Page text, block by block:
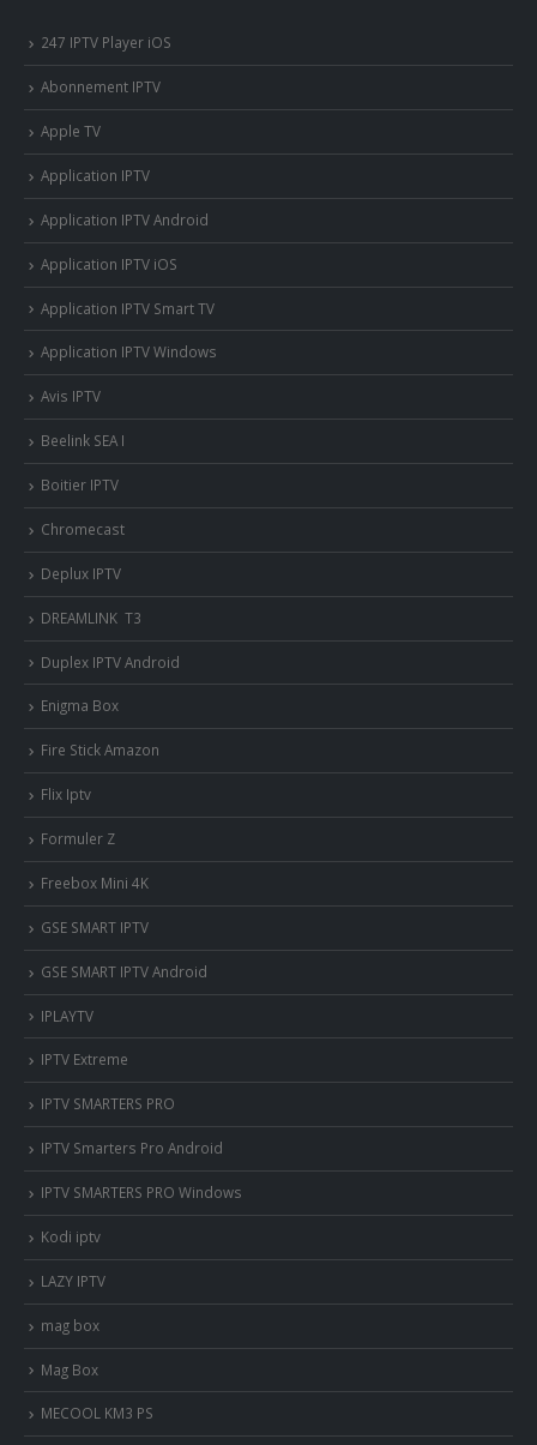
247 IPTV Player iOS
Abonnement IPTV
Apple TV
Application IPTV
Application IPTV Android
Application IPTV iOS
Application IPTV Smart TV
Application IPTV Windows
Avis IPTV
Beelink SEA I
Boitier IPTV
Chromecast
Deplux IPTV
DREAMLINK T3
Duplex IPTV Android
Enigma Box
Fire Stick Amazon
Flix Iptv
Formuler Z
Freebox Mini 4K
‎GSE SMART IPTV
GSE SMART IPTV Android
IPLAYTV
IPTV Extreme
IPTV SMARTERS PRO
IPTV Smarters Pro Android
IPTV SMARTERS PRO Windows
Kodi iptv
LAZY IPTV
mag box
Mag Box
MECOOL KM3 PS